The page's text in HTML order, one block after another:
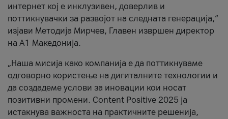
интернет кој е инклузивен, доверлив и
поттикнувачки за развојот на следната генерација,“
изјави Методија Мирчев, Главен извршен директор
на А1 Македонија.
„Наша мисија како компанија е да поттикнуваме
одговорно користење на дигиталните технологии и
да создадеме услови за иновации кои носат
позитивни промени. Content Positive 2025 ја
истакнува важноста на практичните решенија,